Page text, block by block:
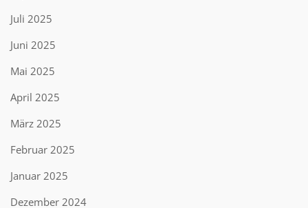
Juli 2025
Juni 2025
Mai 2025
April 2025
März 2025
Februar 2025
Januar 2025
Dezember 2024